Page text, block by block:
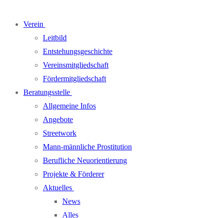
Verein
Leitbild
Entstehungsgeschichte
Vereinsmitgliedschaft
Fördermitgliedschaft
Beratungsstelle
Allgemeine Infos
Angebote
Streetwork
Mann-männliche Prostitution
Berufliche Neuorientierung
Projekte & Förderer
Aktuelles
News
Alles